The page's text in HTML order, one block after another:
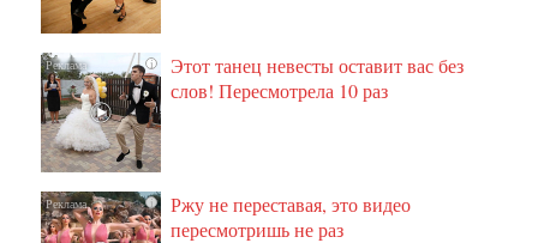
i
Этот танец невесты оставит вас без
слов! Пересмотрела 10 раз
i
Ржу не переставая, это видео
пересмотришь не раз